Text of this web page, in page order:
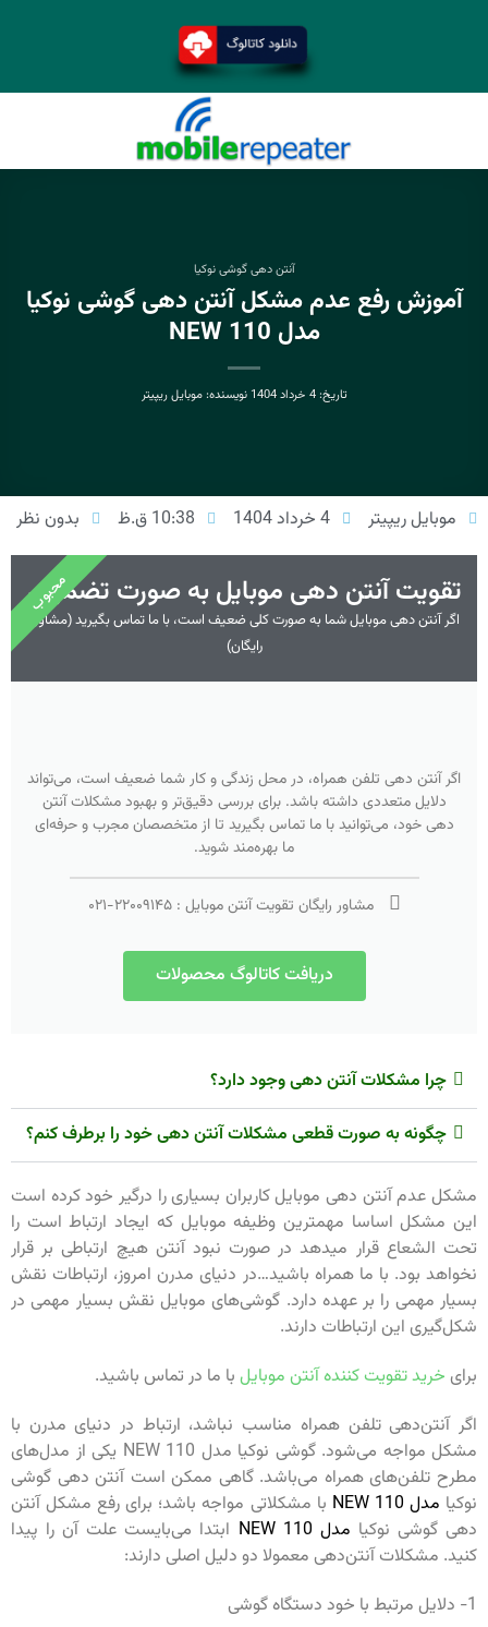
آنتن دهی گوشی نوکیا
آموزش رفع عدم مشکل آنتن دهی گوشی نوکیا
مدل NEW 110
تاریخ:4 خرداد 1404 نویسنده:موبایل ریپیتر
موبایل ریپیتر 4 خرداد 1404 10:38 ق.ظ بدون نظر
تقویت آنتن دهی موبایل به صورت تضمینی
اگر آنتن دهی موبایل شما به صورت کلی ضعیف است، با ما تماس بگیرید (مشاوره
رایگان)
اگر آنتن دهی تلفن همراه، در محل زندگی و کار شما ضعیف است، می‌تواند
دلایل متعددی داشته باشد. برای بررسی دقیق‌تر و بهبود مشکلات آنتن
دهی خود، می‌توانید با ما تماس بگیرید تا از متخصصان مجرب و حرفه‌ای
ما بهره‌مند شوید.
مشاور رایگان تقویت آنتن موبایل :۲۲۰۰۹۱۴۵-۰۲۱
دریافت کاتالوگ محصولات
محبوب
چرا مشکلات آنتن دهی وجود دارد؟
چگونه به صورت قطعی مشکلات آنتن دهی خود را برطرف کنم؟
مشکل عدم آنتن دهی موبایل کاربران بسیاری را درگیر خود کرده است
این مشکل اساسا مهمترین وظیفه موبایل که ایجاد ارتباط است را
تحت الشعاع قرار میدهد در صورت نبود آنتن هیچ ارتباطی بر قرار
نخواهد بود. با ما همراه باشید…در دنیای مدرن امروز، ارتباطات نقش
بسیار مهمی را بر عهده دارد. گوشی‌های موبایل نقش بسیار مهمی در
شکل‌گیری این ارتباطات دارند.
برای خرید تقویت کننده آنتن موبایل با ما در تماس باشید.
اگر آنتن‌دهی تلفن همراه مناسب نباشد، ارتباط در دنیای مدرن با
مشکل مواجه می‌‌شود. گوشی نوکیا مدل NEW 110 یکی از مدل‌های
مطرح تلفن‌های همراه می‌باشد. گاهی ممکن است آنتن دهی گوشی
نوکیا مدل NEW 110
با مشکلاتی مواجه باشد؛ برای رفع مشکل آنتن
دهی گوشی نوکیا مدل NEW 110
ابتدا می‌بایست علت آن را پیدا
کنید. مشکلات آنتن‌دهی معمولا دو دلیل اصلی دارند:
1- دلایل مرتبط با خود دستگاه گوشی